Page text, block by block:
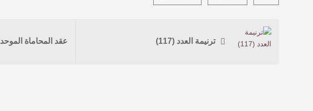
ترنيمة العدد (117) عقد المحاماة الموحد